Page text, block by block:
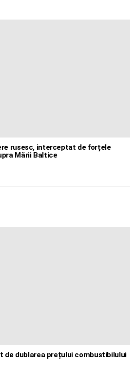
rusesc, interceptat de forțele
Mării Baltice
de dublarea prețului combustibilului